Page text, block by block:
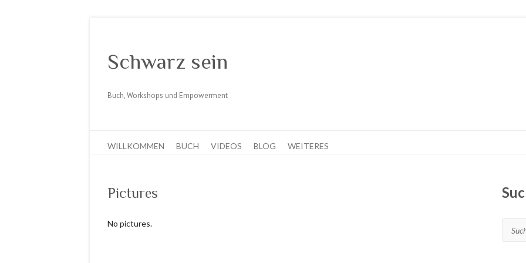
Schwarz sein
Buch, Workshops und Empowerment
WILLKOMMEN BUCH VIDEOS BLOG WEITERES
Pictures
No pictures.